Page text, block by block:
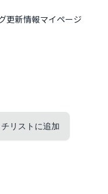
更新情報マイページ
リストに追加